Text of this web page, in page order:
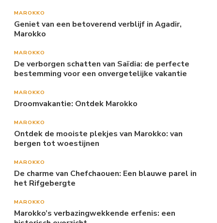
MAROKKO
Geniet van een betoverend verblijf in Agadir,
Marokko
MAROKKO
De verborgen schatten van Saïdia: de perfecte
bestemming voor een onvergetelijke vakantie
MAROKKO
Droomvakantie: Ontdek Marokko
MAROKKO
Ontdek de mooiste plekjes van Marokko: van
bergen tot woestijnen
MAROKKO
De charme van Chefchaouen: Een blauwe parel in
het Rifgebergte
MAROKKO
Marokko’s verbazingwekkende erfenis: een